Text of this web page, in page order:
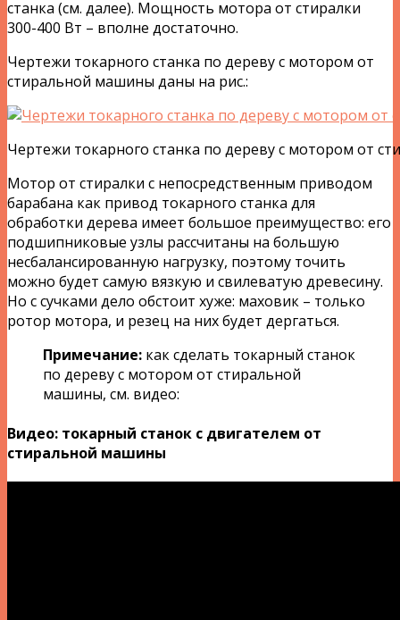
станка (см. далее). Мощность мотора от стиралки
300-400 Вт – вполне достаточно.
Чертежи токарного станка по дереву с мотором от
стиральной машины даны на рис.:
Чертежи токарного станка по дереву с мотором от
Мотор от стиралки с непосредственным приводом
барабана как привод токарного станка для
обработки дерева имеет большое преимущество: его
подшипниковые узлы рассчитаны на большую
несбалансированную нагрузку, поэтому точить
можно будет самую вязкую и свилеватую древесину.
Но с сучками дело обстоит хуже: маховик – только
ротор мотора, и резец на них будет дергаться.
Примечание: как сделать токарный станок
по дереву с мотором от стиральной
машины, см. видео:
Видео: токарный станок с двигателем от
стиральной машины